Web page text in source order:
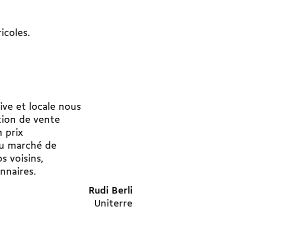
et locale nous
de vente
prix
marché de
voisins,
Rudi Berli
Uniterre